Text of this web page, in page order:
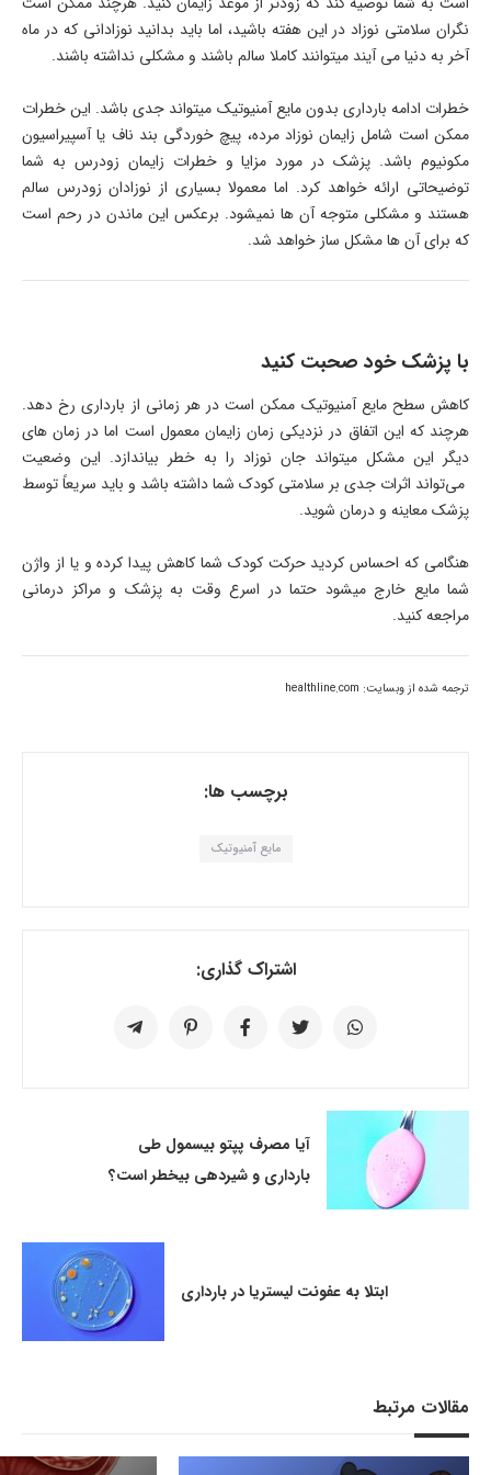
نگران سلامتی نوزاد در این هفته باشید، اما باید بدانید نوزادانی که در ماه
آخر به دنیا می آیند میتوانند کاملا سالم باشند و مشکلی نداشته باشند.
خطرات ادامه بارداری بدون مایع آمنیوتیک میتواند جدی باشد. این خطرات
ممکن است شامل زایمان نوزاد مرده، پیچ خوردگی بند ناف یا آسپیراسیون
مکونیوم باشد. پزشک در مورد مزایا و خطرات زایمان زودرس به شما
توضیحاتی ارائه خواهد کرد. اما معمولا بسیاری از نوزادان زودرس سالم
هستند و مشکلی متوجه آن ها نمیشود. برعکس این ماندن در رحم است
که برای آن ها مشکل ساز خواهد شد.
با پزشک خود صحبت کنید
کاهش سطح مایع آمنیوتیک ممکن است در هر زمانی از بارداری رخ دهد.
هرچند که این اتفاق در نزدیکی زمان زایمان معمول است اما در زمان های
دیگر این مشکل میتواند جان نوزاد را به خطر بیاندازد. این وضعیت
می‌تواند اثرات جدی بر سلامتی کودک شما داشته باشد و باید سریعاً توسط
پزشک معاینه و درمان شوید.
هنگامی که احساس کردید حرکت کودک شما کاهش پیدا کرده و یا از واژن
شما مایع خارج میشود حتما در اسرع وقت به پزشک و مراکز درمانی
مراجعه کنید.
ترجمه شده از وبسایت: healthline.com
برچسب ها:
مایع آمنیوتیک
اشتراک گذاری:
آیا مصرف پپتو بیسمول طی
بارداری و شیردهی بیخطر است؟
ابتلا به عفونت لیستریا در بارداری
مقالات مرتبط